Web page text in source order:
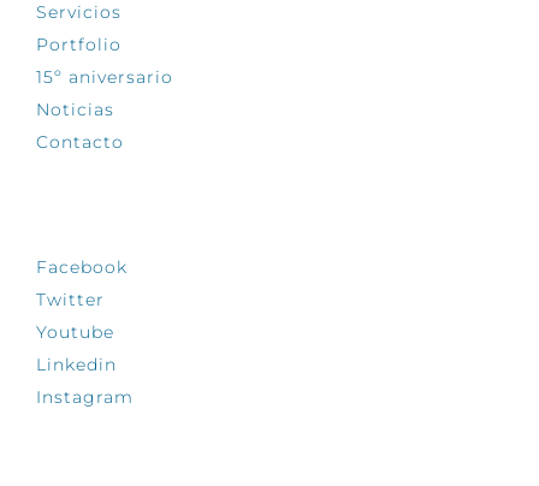
Servicios
Portfolio
15º aniversario
Noticias
Contacto
Facebook
Twitter
Youtube
Linkedin
Instagram